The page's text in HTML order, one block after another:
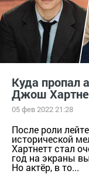
Куда пропал
Джош
05 фев 2022 21:28
После роли
исторической
Хартнетт стал
год на экраны
Но актёр, в то...